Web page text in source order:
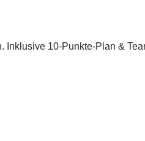
Inklusive 10-Punkte-Plan &